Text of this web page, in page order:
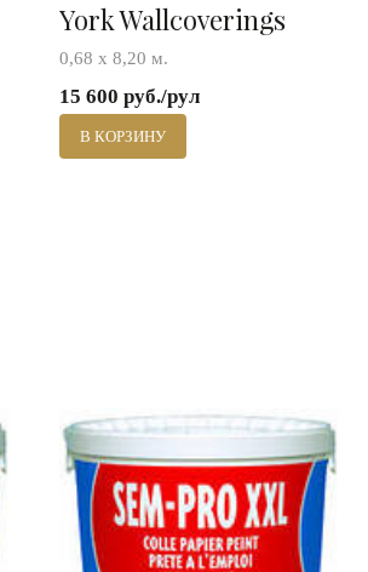
York Wallcoverings
0,68 х 8,20 м.
15 600 руб./рул
В КОРЗИНУ